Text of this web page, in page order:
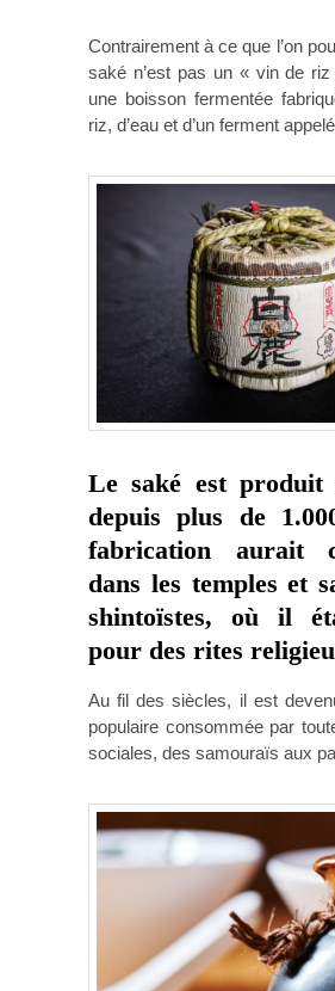
Contrairement à ce que l’on
saké n’est pas un « vin de
une boisson fermentée
riz, d’eau et d’un ferment appelé
Le saké est produit
depuis plus de
fabrication aurait
dans les temples et
shintoïstes, où il
pour des rites
Au fil des siècles, il est
populaire consommée par
sociales, des samouraïs aux